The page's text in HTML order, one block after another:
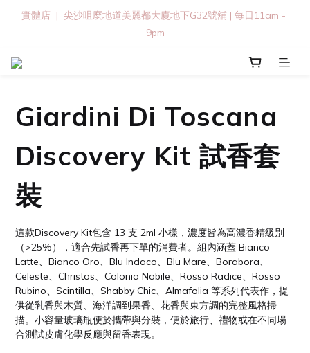
實體店  |  尖沙咀麼地道美麗都大廈地下G32號舖 | 每日11am -
9pm
Giardini Di Toscana
Discovery Kit 試香套
裝
這款Discovery Kit包含 13 支 2ml 小樣，濃度皆為高濃香精級別
（>25%），適合先試香再下單的消費者。組內涵蓋 Bianco
Latte、Bianco Oro、Blu Indaco、Blu Mare、Borabora、
Celeste、Christos、Colonia Nobile、Rosso Radice、Rosso
Rubino、Scintilla、Shabby Chic、Almafolia 等系列代表作，提
供從乳香與木質、海洋調到果香、花香與東方調的完整風格掃
描。小容量玻璃瓶便於攜帶與分裝，便於旅行、禮物或在不同場
合測試皮膚化學反應與留香表現。